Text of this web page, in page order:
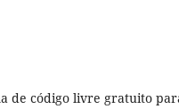
de código livre gratuito